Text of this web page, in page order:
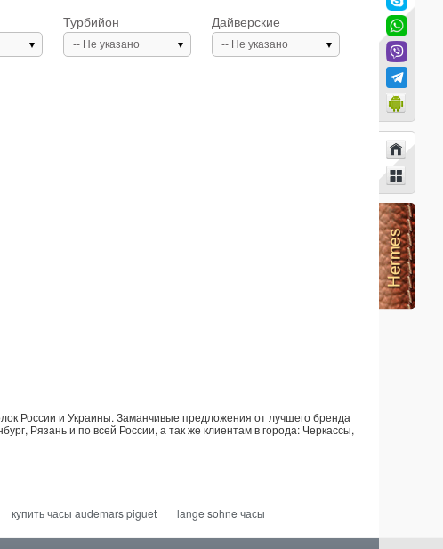
Турбийон
-- Не указано
Дайверские
-- Не указано
России и Украины. Заманчивые предложения от лучшего бренда
Рязань и по всей России, а так же клиентам в города: Черкассы,
купить часы audemars piguet lange sohne часы